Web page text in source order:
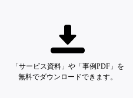
「サービス資料」や「事例PDF」を
無料でダウンロードできます。